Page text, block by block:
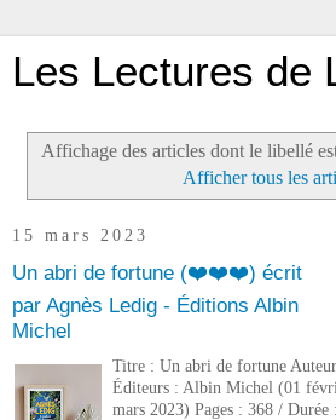
Les Lectures de
Affichage des articles dont le libellé
Afficher tous les
15 mars 2023
Un abri de fortune (❤️❤️❤️) écrit
par Agnès Ledig - Éditions Albin
Michel
Titre : Un abri de fortune
Éditeurs : Albin Michel (01
mars 2023) Pages : 368 / Durée